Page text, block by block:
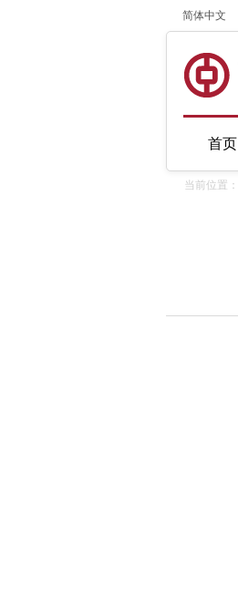
简体中文
首页
当前位置：